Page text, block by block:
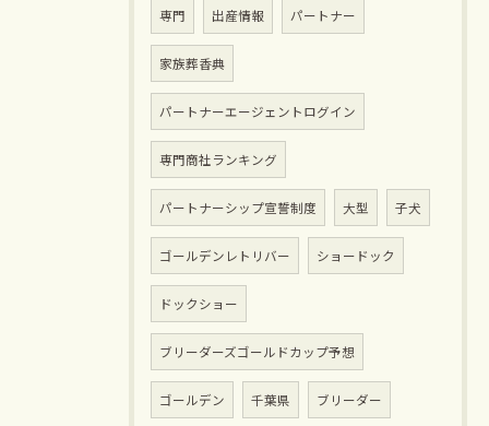
専門 出産情報 パートナー
家族葬香典
パートナーエージェントログイン
専門商社ランキング
パートナーシップ宣誓制度 大型 子犬
ゴールデンレトリバー ショードック
ドックショー
ブリーダーズゴールドカップ予想
ゴールデン 千葉県 ブリーダー